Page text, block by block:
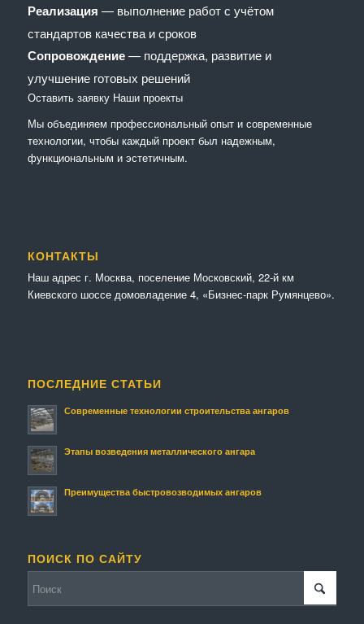
Реализация — выполнение работ с учётом
стандартов качества и сроков
Сопровождение— поддержка, развитие и
улучшение готовых решений
Оставить заявку Наши проекты
Мы объединяем профессиональный опыт и современные
технологии, чтобы каждый проект был надежным,
функциональным и эстетичным.
КОНТАКТЫ
Наш адрес г. Москва, поселение Московский, 22-й км
Киевского шоссе домовладение 4, «Бизнес-парк Румянцево».
ПОСЛЕДНИЕ СТАТЬИ
Современные технологии строительства ангаров
Этапы возведения металлического ангара
Преимущества быстровозводимых ангаров
ПОИСК ПО САЙТУ